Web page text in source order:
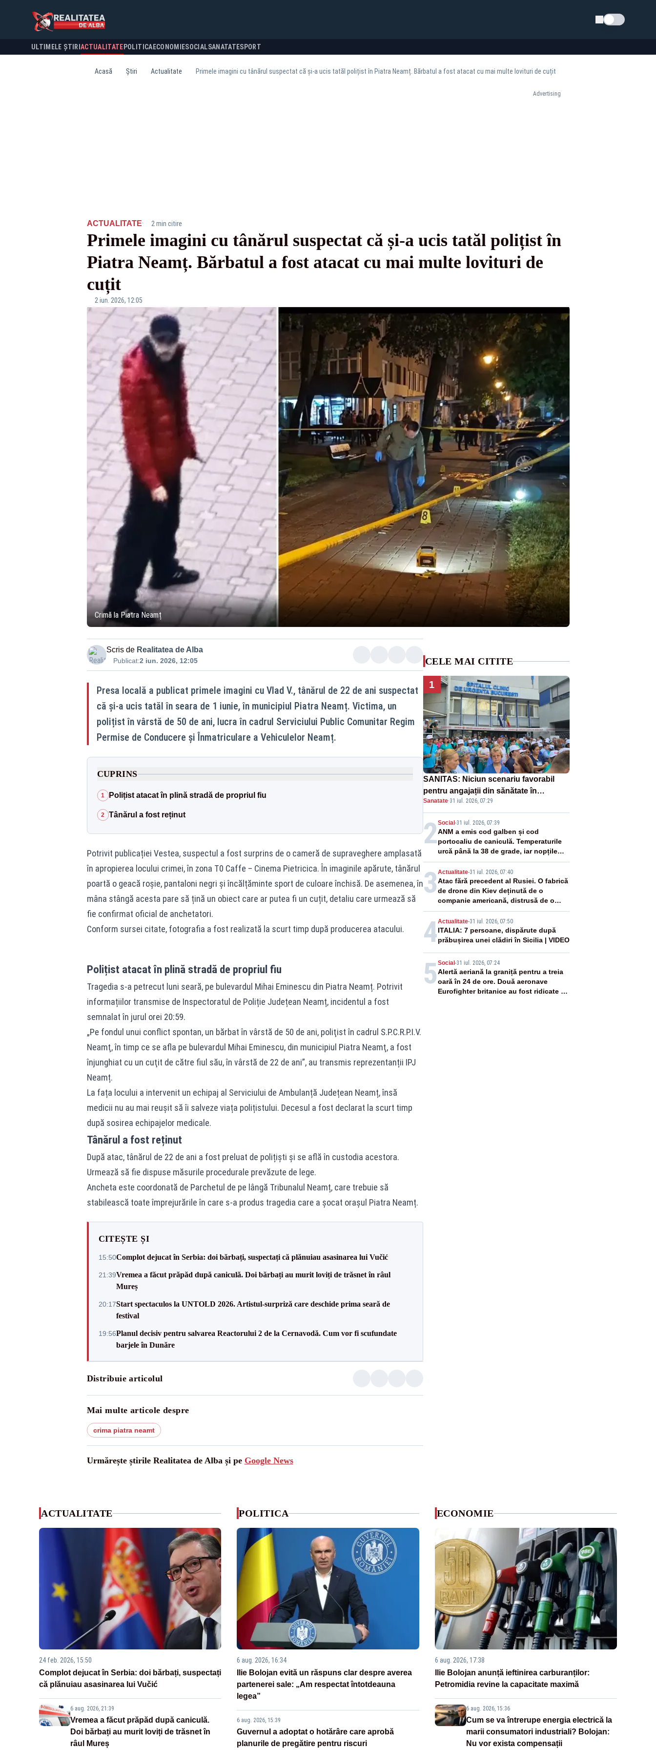
Schimba tema
ULTIMELE ȘTIRI ACTUALITATE POLITICA ECONOMIESOCIALSANATATESPORT
Acasă Știri Actualitate Primele imagini cu tânărul suspectat că și-a ucis tatăl polițist în Piatra Neamț. Bărbatul a fost atacat cu mai multe lovituri de cuțit
Advertising
ACTUALITATE· 2 min citire
Primele imagini cu tânărul suspectat că și-a ucis tatăl polițist în
Piatra Neamț. Bărbatul a fost atacat cu mai multe lovituri de
cuțit
2 iun. 2026, 12:05
Crimă la Piatra Neamț
Scris de Realitatea de Alba
Publicat:2 iun. 2026, 12:05
Presa locală a publicat primele imagini cu Vlad V., tânărul de 22 de ani suspectat
că și-a ucis tatăl în seara de 1 iunie, în municipiul Piatra Neamț. Victima, un
polițist în vârstă de 50 de ani, lucra în cadrul Serviciului Public Comunitar Regim
Permise de Conducere și Înmatriculare a Vehiculelor Neamț.
CUPRINS
1 Polițist atacat în plină stradă de propriul fiu
2 Tânărul a fost reținut
Potrivit publicației Vestea, suspectul a fost surprins de o cameră de supraveghere amplasată
în apropierea locului crimei, în zona T0 Caffe – Cinema Pietricica. În imaginile apărute, tânărul
poartă o geacă roșie, pantaloni negri și încălțăminte sport de culoare închisă. De asemenea, în
mâna stângă acesta pare să țină un obiect care ar putea fi un cuțit, detaliu care urmează să
fie confirmat oficial de anchetatori.
Conform sursei citate, fotografia a fost realizată la scurt timp după producerea atacului.
Polițist atacat în plină stradă de propriul fiu
Tragedia s-a petrecut luni seară, pe bulevardul Mihai Eminescu din Piatra Neamț. Potrivit
informațiilor transmise de Inspectoratul de Poliție Județean Neamț, incidentul a fost
semnalat în jurul orei 20:59.
„Pe fondul unui conflict spontan, un bărbat în vârstă de 50 de ani, poliţist în cadrul S.P.C.R.P.I.V.
Neamţ, în timp ce se afla pe bulevardul Mihai Eminescu, din municipiul Piatra Neamţ, a fost
înjunghiat cu un cuţit de către fiul său, în vârstă de 22 de ani”, au transmis reprezentanții IPJ
Neamț.
La fața locului a intervenit un echipaj al Serviciului de Ambulanță Județean Neamț, însă
medicii nu au mai reușit să îi salveze viața polițistului. Decesul a fost declarat la scurt timp
după sosirea echipajelor medicale.
Tânărul a fost reținut
După atac, tânărul de 22 de ani a fost preluat de polițiști și se află în custodia acestora.
Urmează să fie dispuse măsurile procedurale prevăzute de lege.
Ancheta este coordonată de Parchetul de pe lângă Tribunalul Neamț, care trebuie să
stabilească toate împrejurările în care s-a produs tragedia care a șocat orașul Piatra Neamț.
CITEȘTE ȘI
15:50Complot dejucat în Serbia: doi bărbați, suspectați că plănuiau asasinarea lui Vučić
21:39Vremea a făcut prăpăd după caniculă. Doi bărbați au murit loviți de trăsnet în râul
Mureș
20:17Start spectaculos la UNTOLD 2026. Artistul-surpriză care deschide prima seară de
festival
19:56Planul decisiv pentru salvarea Reactorului 2 de la Cernavodă. Cum vor fi scufundate
barjele în Dunăre
Distribuie articolul
Mai multe articole despre
crima piatra neamt
Urmărește știrile Realitatea de Alba și pe Google News
CELE MAI CITITE
1
SANITAS: Niciun scenariu favorabil
pentru angajații din sănătate în
proiectul Legii salarizării
Sanatate·31 iul. 2026, 07:29
2Social -31 iul. 2026, 07:39
ANM a emis cod galben și cod
portocaliu de caniculă. Temperaturile
urcă până la 38 de grade, iar nopțile
devin tropicale
3 Actualitate-31 iul. 2026, 07:40
Atac fără precedent al Rusiei. O fabrică
de drone din Kiev deținută de o
companie americană, distrusă de o
rachetă rusească
4Actualitate-31 iul. 2026, 07:50
ITALIA: 7 persoane, dispărute după
prăbușirea unei clădiri în Sicilia | VIDEO
5 Social -31 iul. 2026, 07:24
Alertă aeriană la graniță pentru a treia
oară în 24 de ore. Două aeronave
Eurofighter britanice au fost ridicate de
ACTUALITATE
24 feb. 2026, 15:50
Complot dejucat în Serbia: doi bărbați, suspectați
că plănuiau asasinarea lui Vučić
6 aug. 2026, 21:39
Vremea a făcut prăpăd după caniculă.
Doi bărbați au murit loviți de trăsnet în
râul Mureș
POLITICA
6 aug. 2026, 16:34
Ilie Bolojan evită un răspuns clar despre averea
partenerei sale: „Am respectat întotdeauna
legea”
6 aug. 2026, 15:39
Guvernul a adoptat o hotărâre care aprobă
planurile de pregătire pentru riscuri
ECONOMIE
6 aug. 2026, 17:38
Ilie Bolojan anunță ieftinirea carburanților:
Petromidia revine la capacitate maximă
6 aug. 2026, 15:36
Cum se va întrerupe energia electrică la
marii consumatori industriali? Bolojan:
Nu vor exista compensații